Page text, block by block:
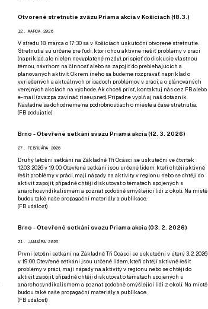
Otvorené stretnutie zväzu Priama akcia v Košiciach (18.3.)
12. MARCA 2026
V stredu 18. marca o 17:30 sa v Košiciach uskutoční otvorené stretnutie.
Stretnutia sú určené pre ľudí, ktorí chcú aktívne riešiť problémy v práci
(napríklad, ale nielen nevyplatené mzdy), prispieť do diskusie vlastnou
témou, návrhom na činnosť alebo sa zapojiť do prebiehajúcich a
plánovaných aktivít. Okrem iného sa budeme rozprávať napríklad o
vyriešených a aktuálnych prípadoch problémov v práci, a o plánovaných
verejných akciach na východe. Ak chceš prísť, kontaktuj nás cez FBalebo
e-mail (zvazpa zavináč riseup.net). Prípadnevyplň aj náš dotazník.
Následne sa dohodneme na podrobnostiach o mieste a čase stretnutia.
(FB podujatie)
Brno - Otevřené setkání svazu Priama akcia (12. 3. 2026)
27. FEBRUÁRA 2026
Druhý letošní setkání na Základně Tři Ocásci se uskuteční ve čtvrtek
12.03. 2026 v 19:00. Otevřené setkání jsou určené lidem, kteří chtějí aktivně
řešit problémy v práci, mají nápady na aktivity v regionu nebo se chtějí do
aktivit zapojit, případně chtějí diskutovat o tématech spojených s
anarchosyndikalismem a poznat podobně smýšlející lidi z okolí. Na místě
budou také naše propagační materiály a publikace.
(FB událost)
Brno - Otevřené setkání svazu Priama akcia (03. 2. 2026)
21. JANUÁRA 2026
První letošní setkání na Základně Tři Ocásci se uskuteční v úterý 3. 2. 2026
v 19:00. Otevřené setkání jsou určené lidem, kteří chtějí aktivně řešit
problémy v práci, mají nápady na aktivity v regionu nebo se chtějí do
aktivit zapojit, případně chtějí diskutovat o tématech spojených s
anarchosyndikalismem a poznat podobně smýšlející lidi z okolí. Na místě
budou také naše propagační materiály a publikace.
(FB událost)